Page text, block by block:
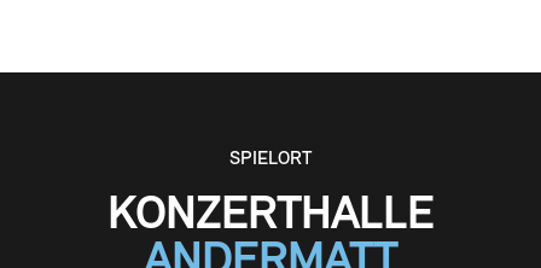
SPIELORT
KONZERTHALLE